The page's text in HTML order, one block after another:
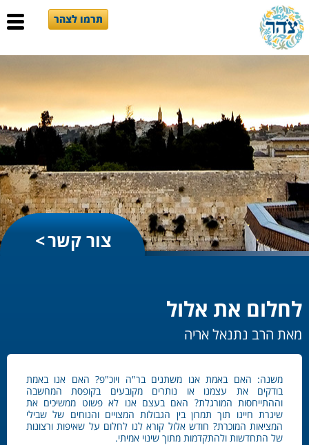
תרמו לצהר
צור קשר
לחלום את אלול
מאת הרב נתנאל אריה
משנה: האם באמת אנו משתנים בר"ה ויוכ"פ? האם אנו באמת
בודקים את עצמנו או נותרים מקובעים בקופסת המחשבה
וההתייחסות המורגלת? האם בעצם אנו לא פשוט ממשיכים את
שיגרת חיינו תוך תמרון בין הגבולות המצויים והנוחים של שבילי
המציאות המוכרת? חודש אלול קורא לנו לחלום על שאיפות ורצונות
של התחדשות ולהתקדמות מתוך שינוי אמיתי.